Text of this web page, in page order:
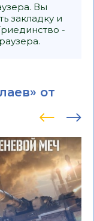
Вы
закладку и
-
от